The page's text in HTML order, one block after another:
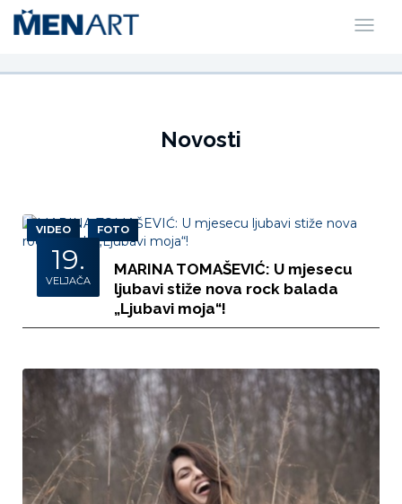
Novosti
VIDEO FOTO
19.
VELJAČA
MARINA TOMAŠEVIĆ: U mjesecu
ljubavi stiže nova rock balada
„Ljubavi moja“!